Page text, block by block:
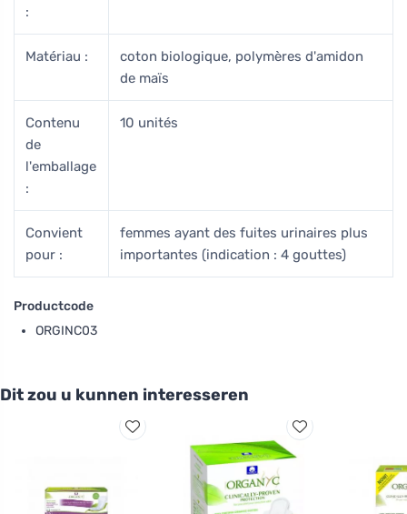
:
Matériau :
coton biologique, polymères d'amidon
de maïs
Contenu
de
l'emballage
:
10 unités
Convient
pour :
femmes ayant des fuites urinaires plus
importantes (indication : 4 gouttes)
Productcode
ORGINC03
Dit zou u kunnen interesseren